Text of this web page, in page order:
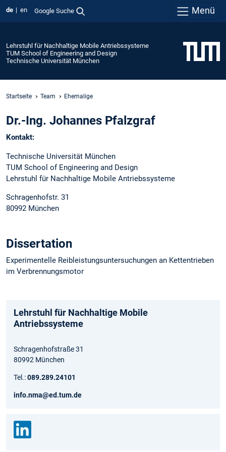
de en Google Suche Menü
Lehrstuhl für Nachhaltige Mobile Antriebssysteme
TUM School of Engineering and Design
Technische Universität München
Startseite Team Ehemalige
Dr.-Ing. Johannes Pfalzgraf
Kontakt:
Technische Universität München
TUM School of Engineering and Design
Lehrstuhl für Nachhaltige Mobile Antriebssysteme
Schragenhofstr. 31
80992 München
Dissertation
Experimentelle Reibleistungsuntersuchungen an Kettentrieben
im Verbrennungsmotor
Lehrstuhl für Nachhaltige Mobile
Antriebssysteme
Schragenhofstraße 31
80992 München
Tel.:089.289.24101
info.nma@ed.tum.de